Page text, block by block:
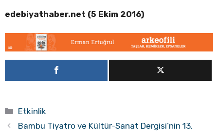
edebiyathaber.net (5 Ekim 2016)
Kategoriler
Etkinlik
Bambu Tiyatro ve Kültür-Sanat Dergisi’nin 13.